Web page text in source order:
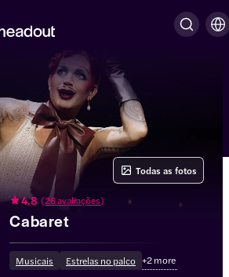
4.8 (26 avaliações)
Cabaret
Musicais Estrelas no palco +2more
Todas as fotos